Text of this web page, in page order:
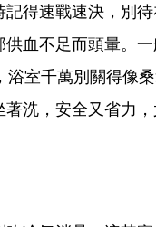
得速戰速決，別
血不足而頭暈。
室千萬別關得像
洗，安全又省力，